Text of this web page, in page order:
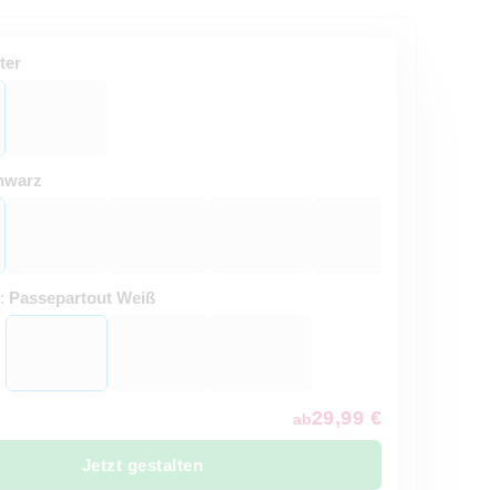
Passepartout Weiß
ab29,99 €
Jetzt gestalten